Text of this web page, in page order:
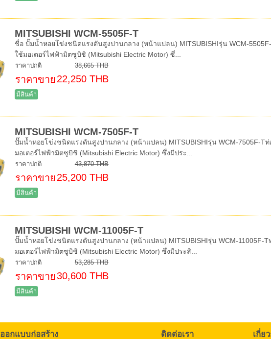
MITSUBISHI WCM-5505F-T
ชื่อ ปั๊มน้ำหอยโข่งชนิดแรงดันสูงปานกลาง (หน้าแปลน) MITSUBISHIรุ่น WCM-
ใช้มอเตอร์ไฟฟ้ามิตซูบิชิ (Mitsubishi Electric Motor) ซึ่...
ราคาปกติ 38,665 THB
ราคาขาย 22,250 THB
มีสินค้า
MITSUBISHI WCM-7505F-T
ปั๊มน้ำหอยโข่งชนิดแรงดันสูงปานกลาง (หน้าแปลน) MITSUBISHIรุ่น WCM-7505F-T
มอเตอร์ไฟฟ้ามิตซูบิชิ (Mitsubishi Electric Motor) ซึ่งมีประ...
ราคาปกติ 43,870 THB
ราคาขาย 25,200 THB
มีสินค้า
MITSUBISHI WCM-11005F-T
ปั๊มน้ำหอยโข่งชนิดแรงดันสูงปานกลาง (หน้าแปลน) MITSUBISHIรุ่น WCM-11005F-
มอเตอร์ไฟฟ้ามิตซูบิชิ (Mitsubishi Electric Motor) ซึ่งมีประสิ...
ราคาปกติ 53,285 THB
ราคาขาย30,600 THB
มีสินค้า
ออกแบบก่อสร้าง ติดต่อเรา เกี่ย